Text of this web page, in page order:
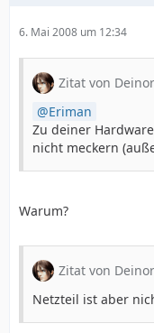
6. Mai 2008 um 12:34
Zitat von
Eriman
Zu deiner
nicht meckern
Warum?
Zitat von
Netzteil ist aber